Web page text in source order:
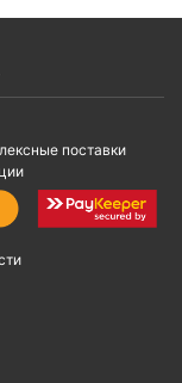
поставки